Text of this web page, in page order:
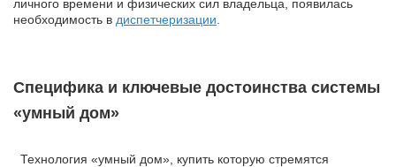
личного времени и физических сил владельца, появилась
необходимость в диспетчеризации
Специфика и ключевые достоинства системы
«умный дом»
Технология «умный дом», купить которую стремятся